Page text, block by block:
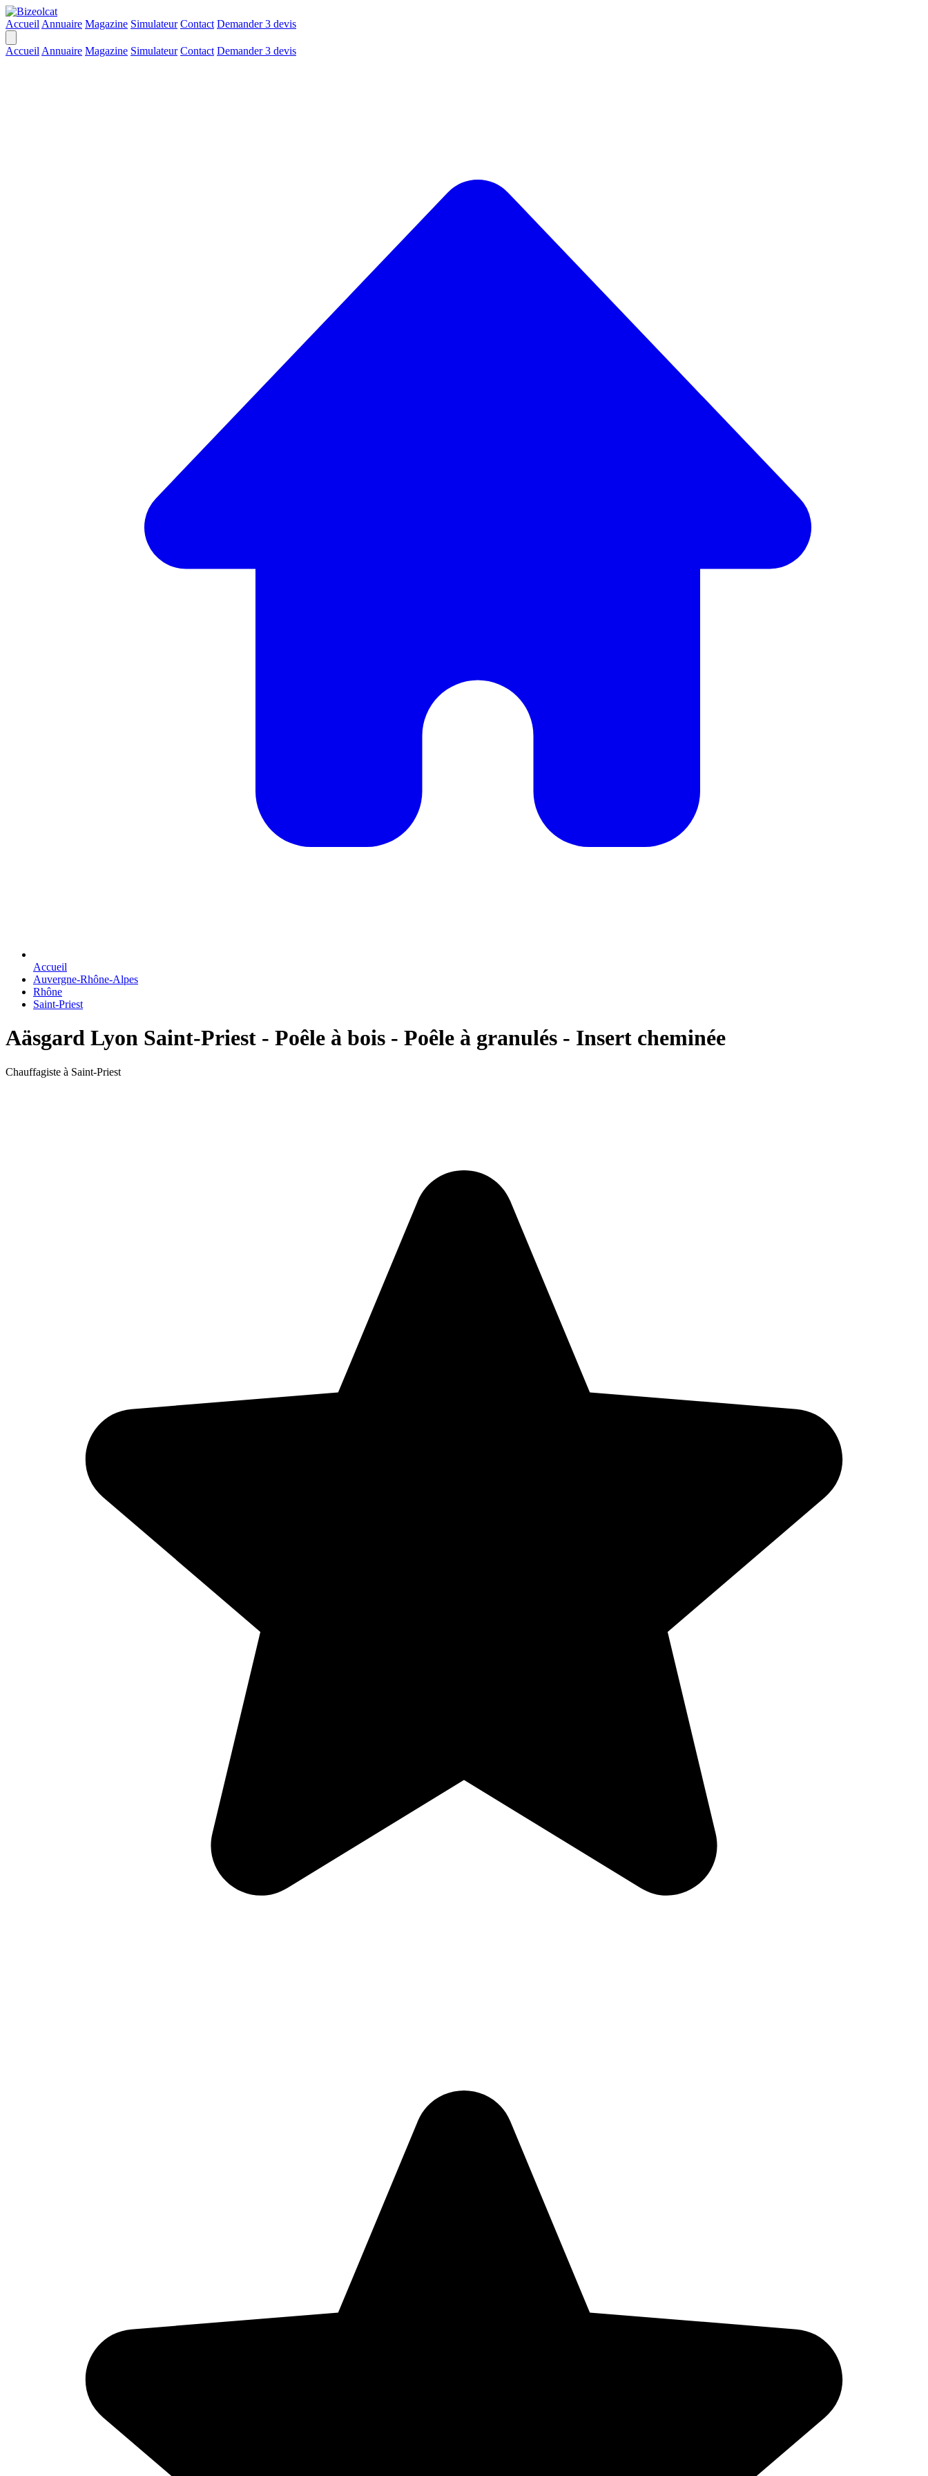
Accueil Annuaire Magazine Simulateur Contact Demander 3 devis
Accueil Annuaire Magazine Simulateur Contact Demander 3 devis
Accueil
Auvergne-Rhône-Alpes
Rhône
Saint-Priest
Aäsgard Lyon Saint-Priest - Poêle à bois - Poêle à granulés - Insert cheminée
Chauffagiste à Saint-Priest